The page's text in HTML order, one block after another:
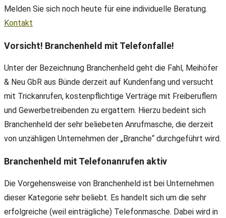
Melden Sie sich noch heute für eine individuelle Beratung.
Kontakt
Vorsicht! Branchenheld mit Telefonfalle!
Unter der Bezeichnung Branchenheld geht die Fahl, Meihöfer
& Neu GbR aus Bünde derzeit auf Kundenfang und versucht
mit Trickanrufen, kostenpflichtige Verträge mit Freiberuflern
und Gewerbetreibenden zu ergattern. Hierzu bedeint sich
Branchenheld der sehr beliebeten Anrufmasche, die derzeit
von unzähligen Unternehmen der „Branche“ durchgeführt wird.
Branchenheld mit Telefonanrufen aktiv
Die Vorgehensweise von Branchenheld ist bei Unternehmen
dieser Kategorie sehr beliebt. Es handelt sich um die sehr
erfolgreiche (weil einträgliche) Telefonmasche. Dabei wird in